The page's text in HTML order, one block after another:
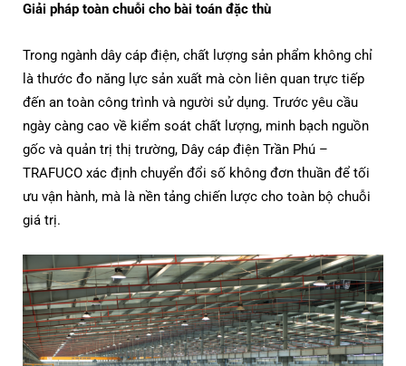
Giải pháp toàn chuỗi cho bài toán đặc thù
Trong ngành dây cáp điện, chất lượng sản phẩm không chỉ
là thước đo năng lực sản xuất mà còn liên quan trực tiếp
đến an toàn công trình và người sử dụng. Trước yêu cầu
ngày càng cao về kiểm soát chất lượng, minh bạch nguồn
gốc và quản trị thị trường, Dây cáp điện Trần Phú –
TRAFUCO xác định chuyển đổi số không đơn thuần để tối
ưu vận hành, mà là nền tảng chiến lược cho toàn bộ chuỗi
giá trị.